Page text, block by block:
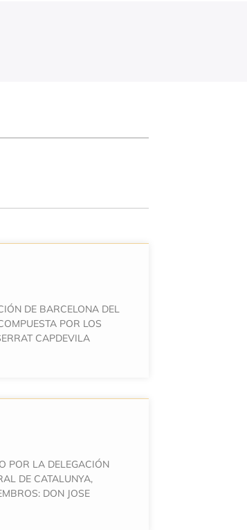
DE BARCELONA DEL
POR LOS
CAPDEVILA
POR LA DELEGACIÓN
DE CATALUNYA,
DON JOSE